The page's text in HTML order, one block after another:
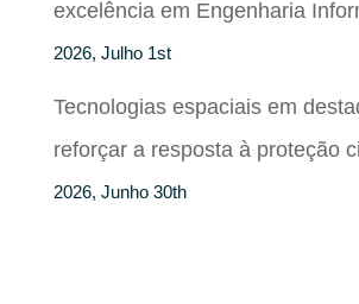
excelência em Engenharia
2026, Julho 1st
Tecnologias espaciais em
reforçar a resposta à proteção
2026, Junho 30th